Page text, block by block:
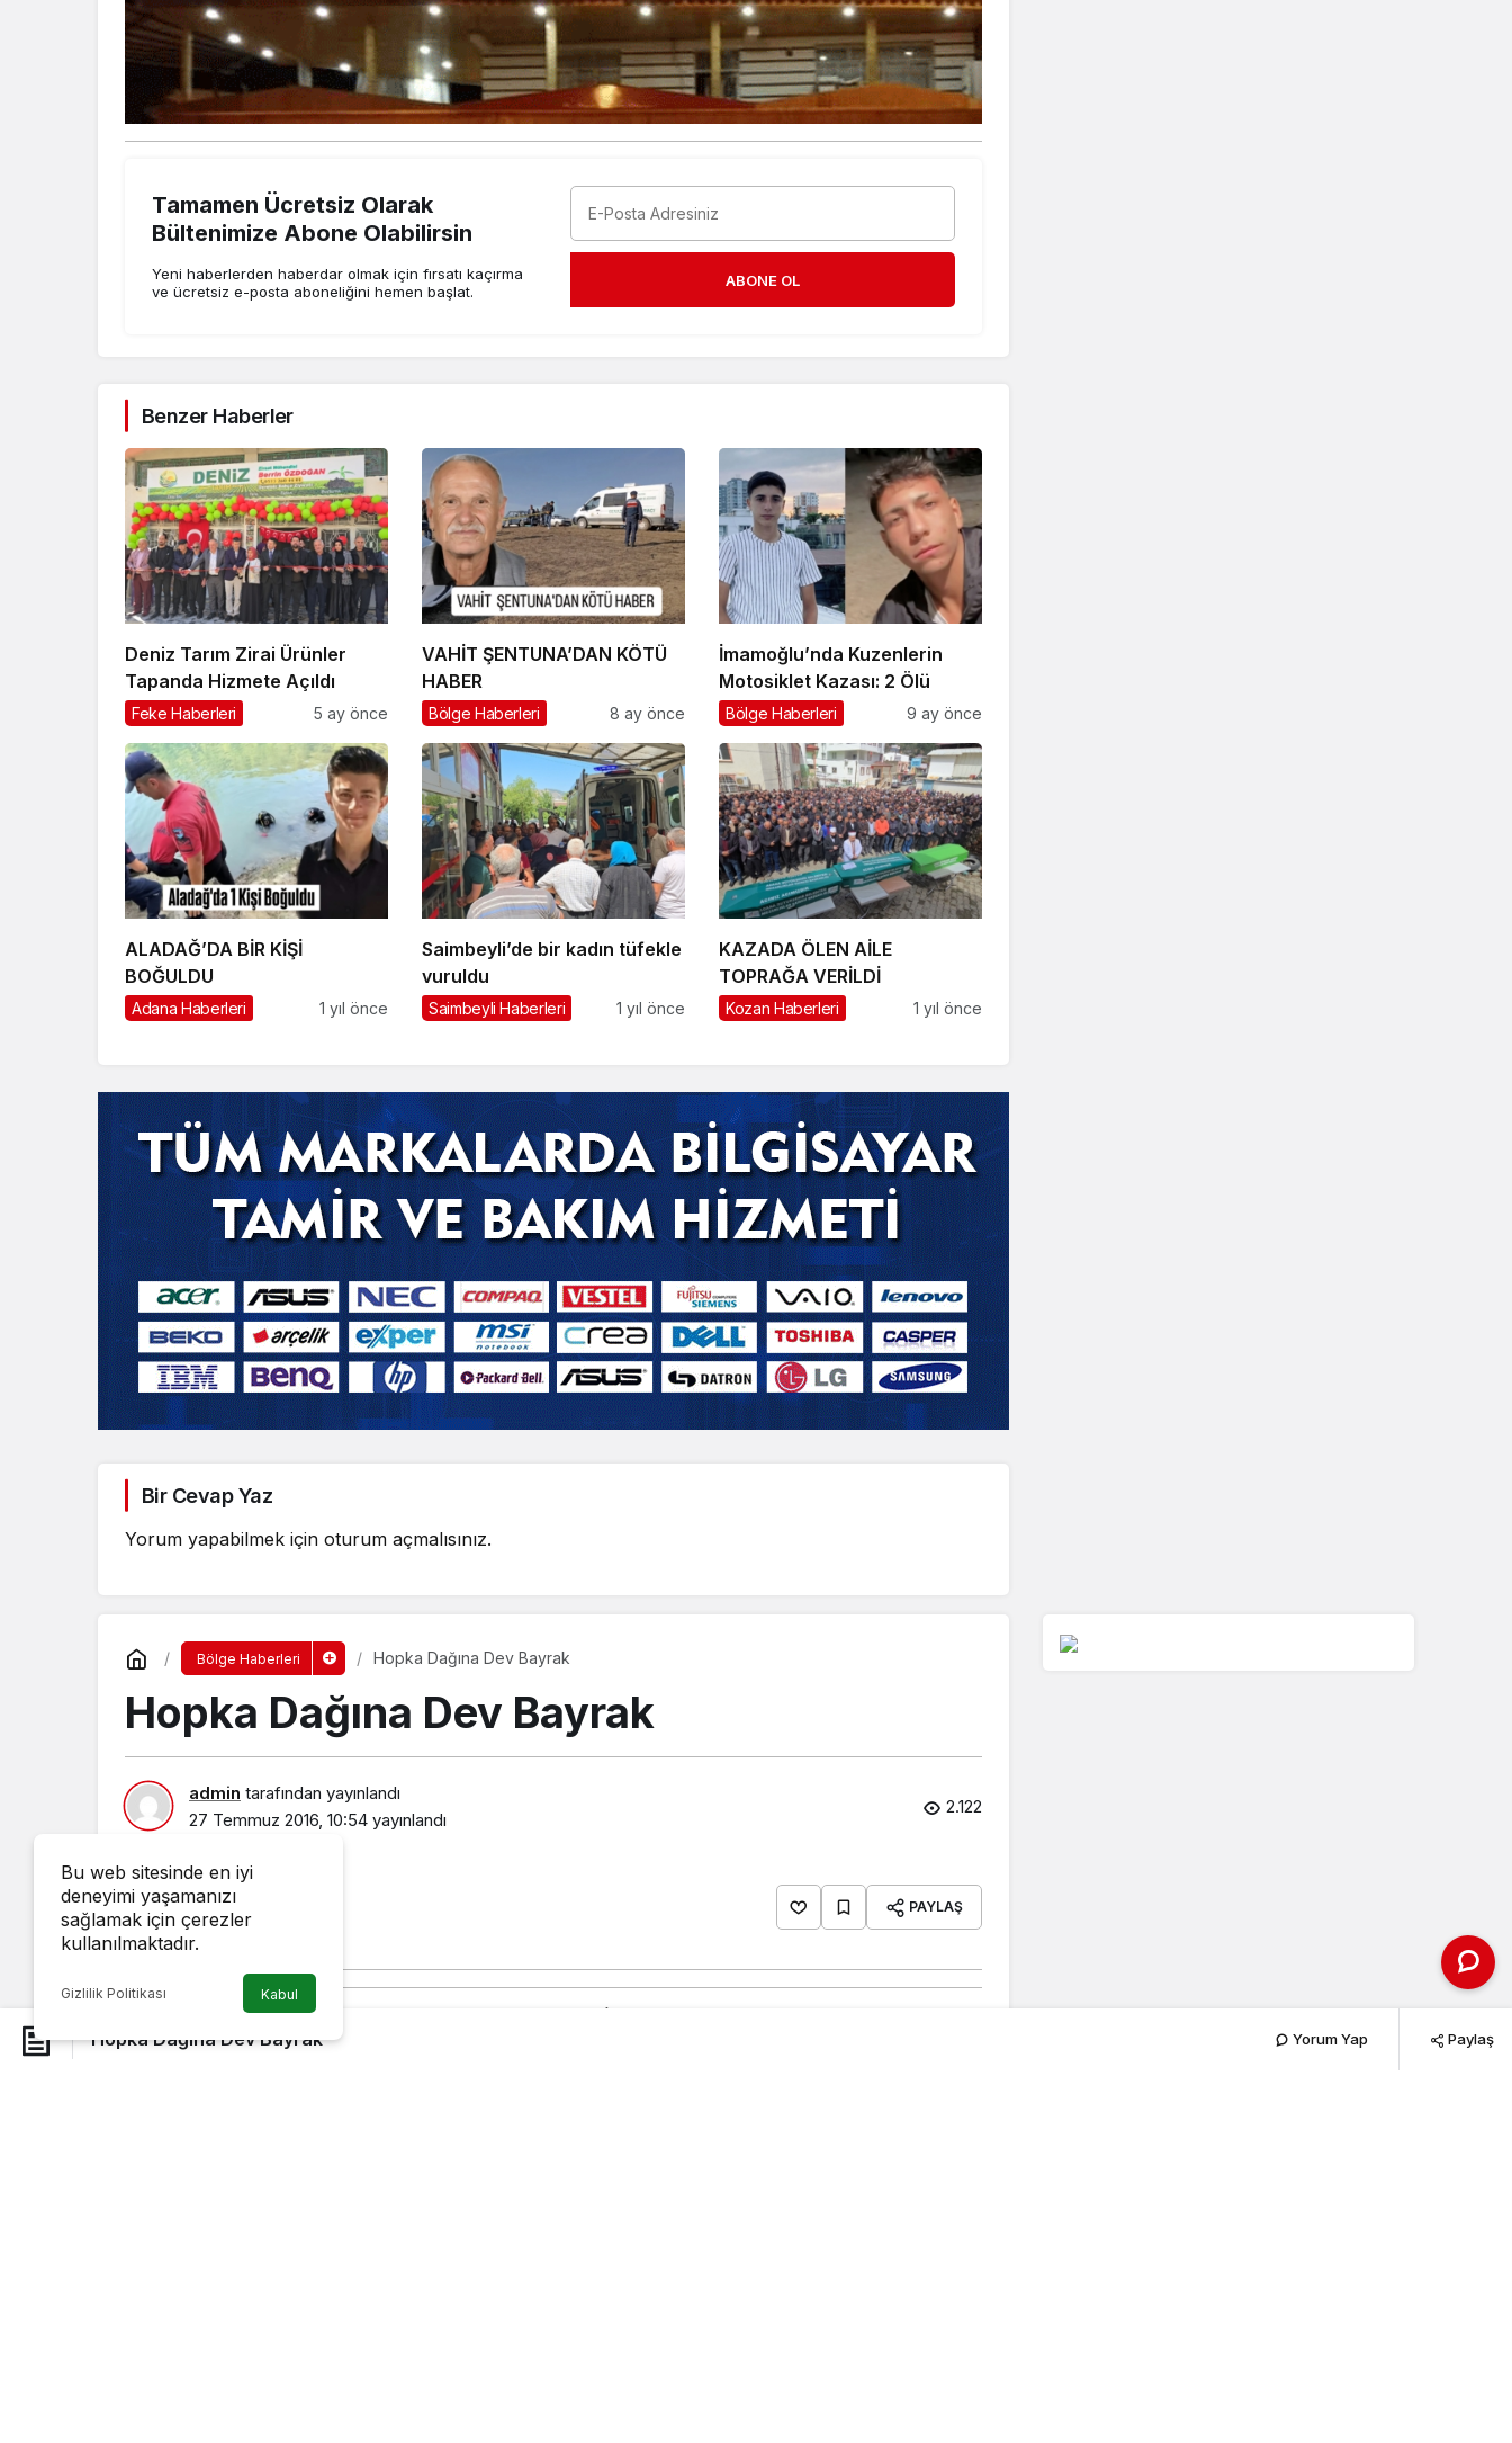
Tamamen Ücretsiz Olarak
Bültenimize Abone Olabilirsin
Yeni haberlerden haberdar olmak için fırsatı kaçırma
ve ücretsiz e-posta aboneliğini hemen başlat.
ABONE OL
Benzer Haberler
Deniz Tarım Zirai Ürünler
Tapanda Hizmete Açıldı
Feke Haberleri 5 ay önce
VAHİT ŞENTUNA’DAN KÖTÜ
HABER
Bölge Haberleri 8 ay önce
İmamoğlu’nda Kuzenlerin
Motosiklet Kazası: 2 Ölü
Bölge Haberleri 9 ay önce
ALADAĞ’DA BİR KİŞİ
BOĞULDU
Adana Haberleri 1 yıl önce
Saimbeyli’de bir kadın tüfekle
vuruldu
Saimbeyli Haberleri 1 yıl önce
KAZADA ÖLEN AİLE
TOPRAĞA VERİLDİ
Kozan Haberleri 1 yıl önce
Bir Cevap Yaz
Yorum yapabilmek için oturum açmalısınız.
Bölge Haberleri Hopka Dağına Dev Bayrak
Hopka Dağına Dev Bayrak
admin tarafından yayınlandı
27 Temmuz 2016, 10:54 yayınlandı
2.122
PAYLAŞ
Adananın Feke ilçesine bağlı Tapan köy grubundan İncirci Köyü Esirmek Mahallesinden bir
grup genç Hopka Dağının Zirvesine Türk Bayrağı astı. Köyün gençlerinden Furkan Sarıboğa
Hopka Dağına Dev Bayrak Yorum Yap Paylaş
Bu web sitesinde en iyi
deneyimi yaşamanızı
sağlamak için çerezler
kullanılmaktadır.
Gizlilik Politikası Kabul